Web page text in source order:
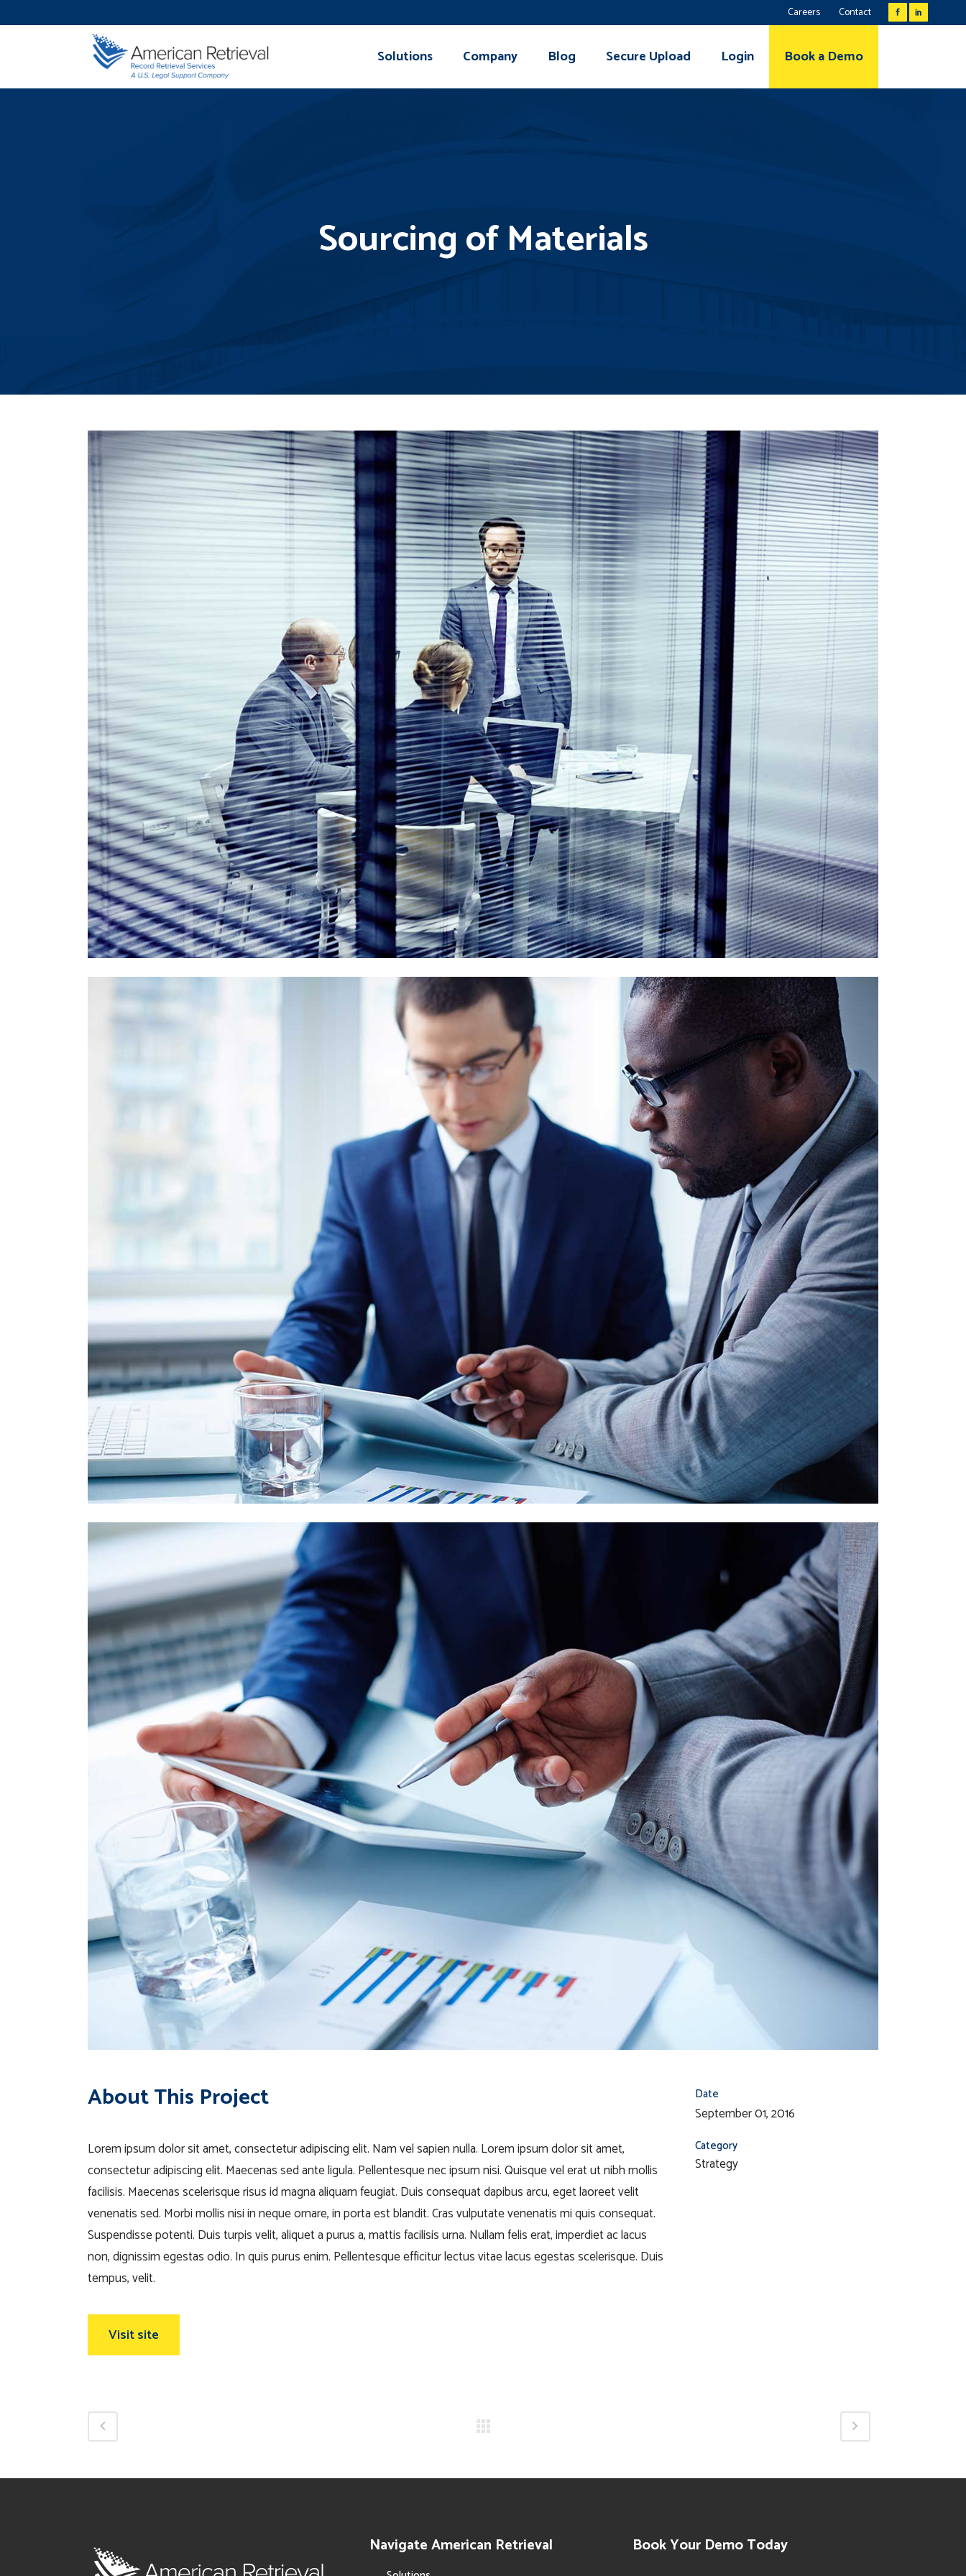
Careers Contact
Solutions Company Blog Secure Upload Login Book a Demo
Sourcing of Materials
About This Project
Lorem ipsum dolor sit amet, consectetur adipiscing elit. Nam vel sapien nulla. Lorem ipsum dolor sit amet,
consectetur adipiscing elit. Maecenas sed ante ligula. Pellentesque nec ipsum nisi. Quisque vel erat ut nibh mollis
facilisis. Maecenas scelerisque risus id magna aliquam feugiat. Duis consequat dapibus arcu, eget laoreet velit
venenatis sed. Morbi mollis nisi in neque ornare, in porta est blandit. Cras vulputate venenatis mi quis consequat.
Suspendisse potenti. Duis turpis velit, aliquet a purus a, mattis facilisis urna. Nullam felis erat, imperdiet ac lacus
non, dignissim egestas odio. In quis purus enim. Pellentesque efficitur lectus vitae lacus egestas scelerisque. Duis
tempus, velit.
Visit site
Date
September 01, 2016
Category
Strategy
Navigate American Retrieval Book Your Demo Today